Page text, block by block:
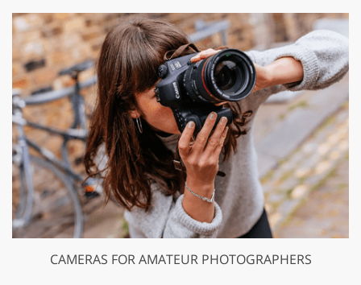
CAMERAS FOR AMATEUR PHOTOGRAPHERS